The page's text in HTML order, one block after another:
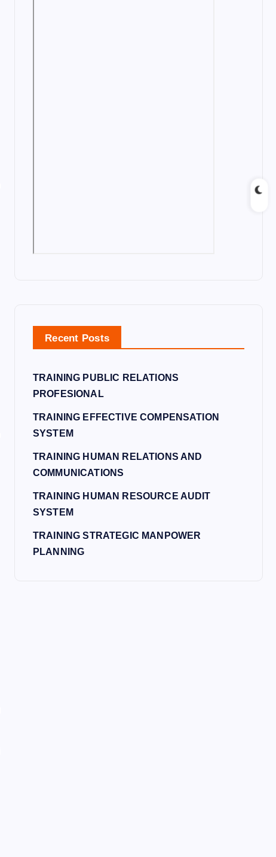
Recent Posts
TRAINING PUBLIC RELATIONS
PROFESIONAL
TRAINING EFFECTIVE COMPENSATION
SYSTEM
TRAINING HUMAN RELATIONS AND
COMMUNICATIONS
TRAINING HUMAN RESOURCE AUDIT
SYSTEM
TRAINING STRATEGIC MANPOWER
PLANNING